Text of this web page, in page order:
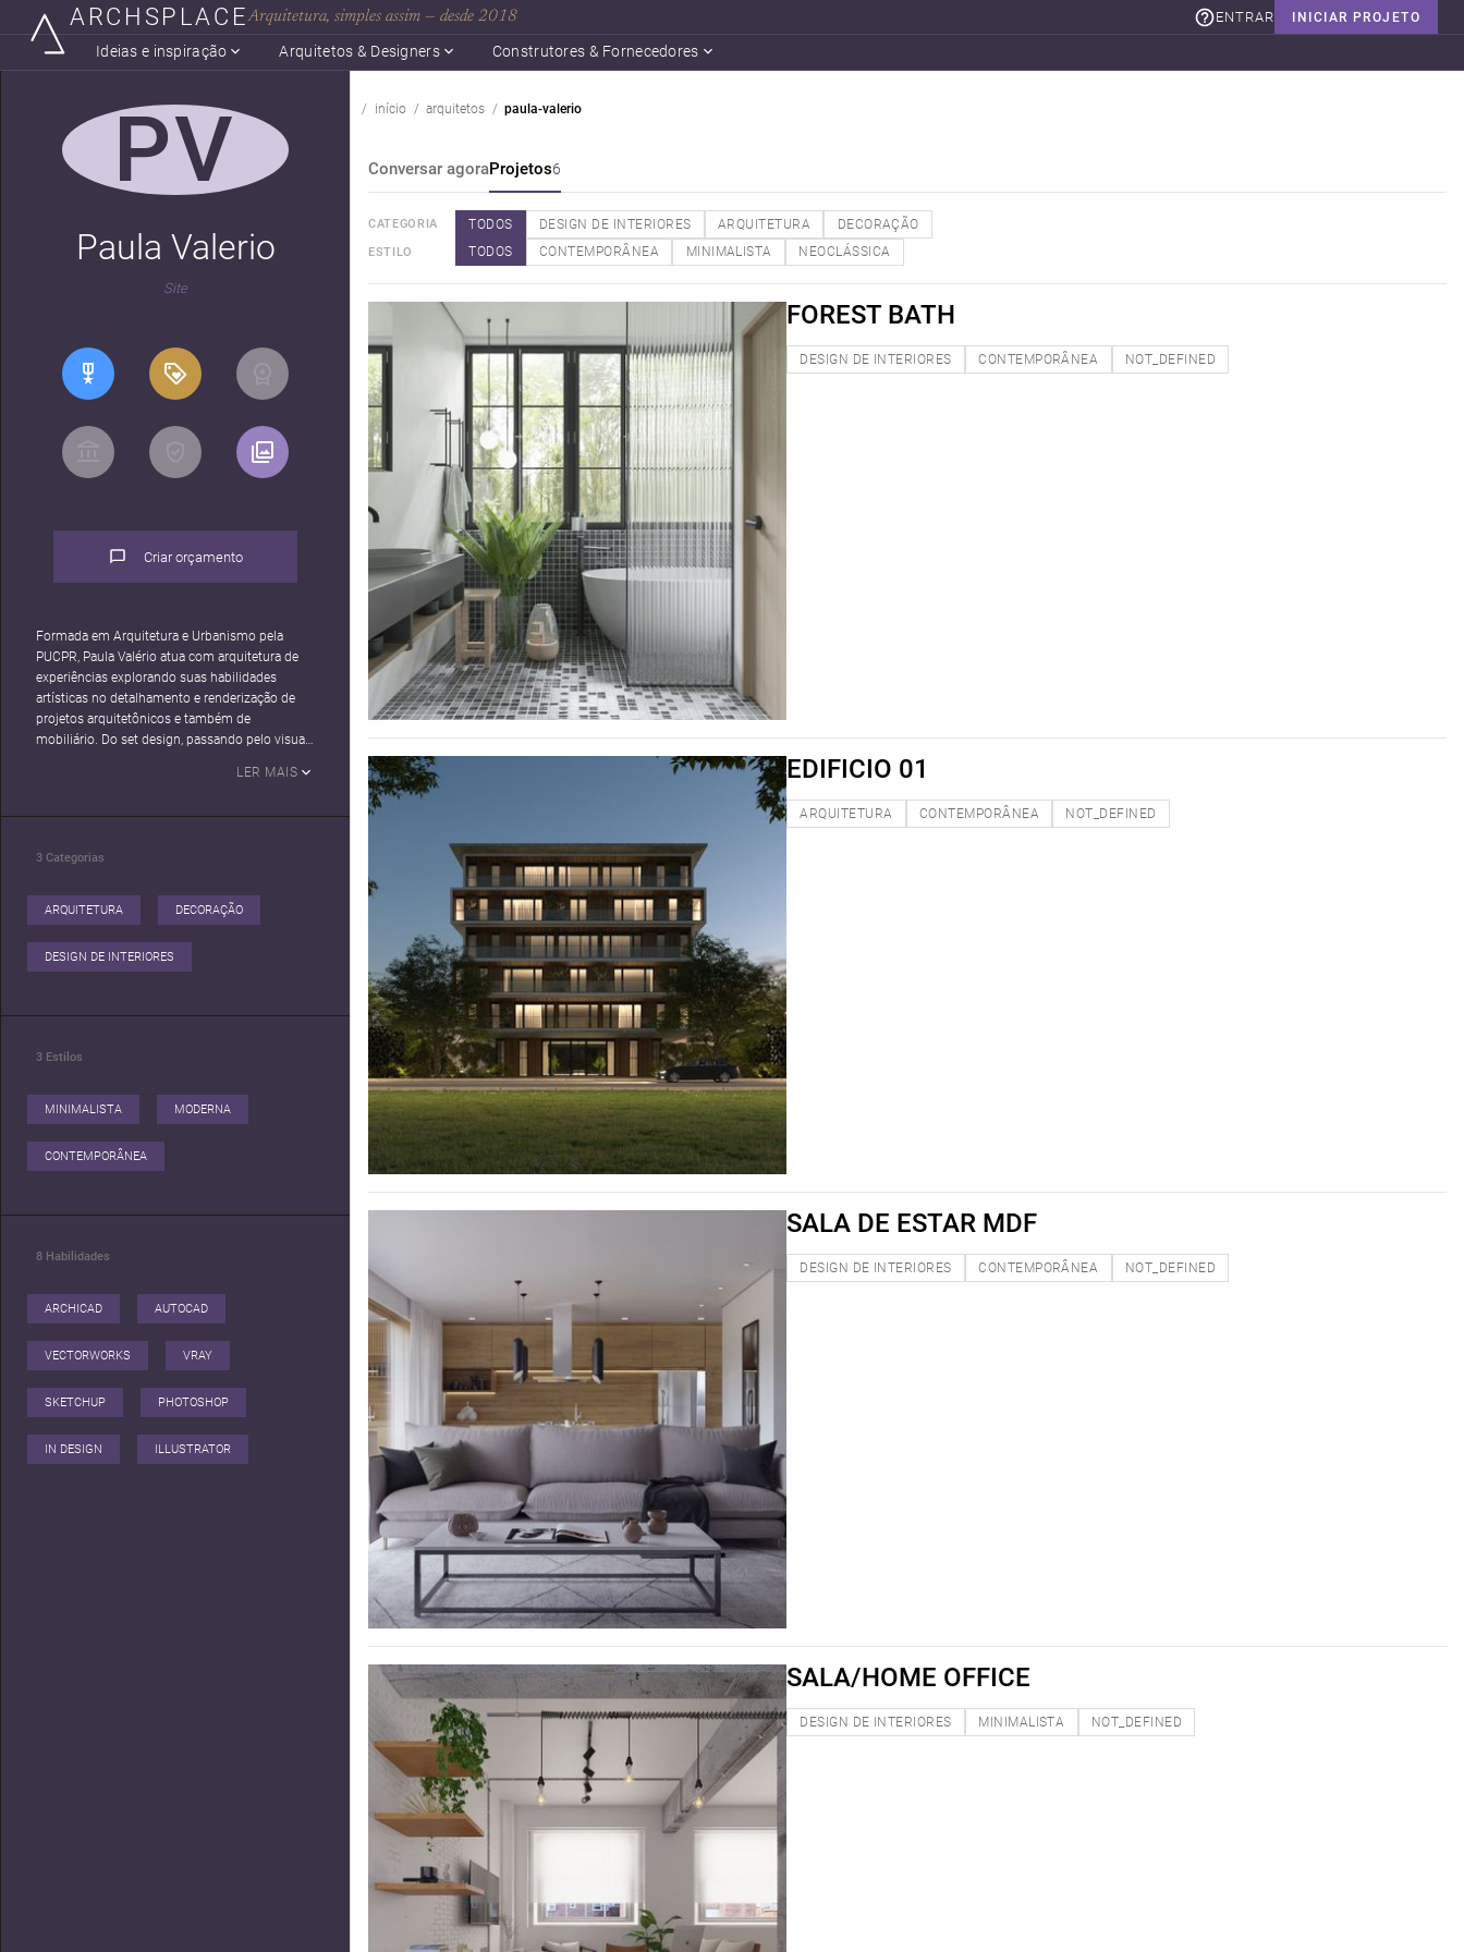
ARCHSPLACEArquitetura, simples assim — desde 2018 INICIAR PROJETO
ENTRAR
Ideias e inspiração Arquitetos & Designers Construtores & Fornecedores
PV
Paula Valerio
Site
Criar orçamento
Formada em Arquitetura e Urbanismo pela
PUCPR, Paula Valério atua com arquitetura de
experiências explorando suas habilidades
artísticas no detalhamento e renderização de
projetos arquitetônicos e também de
mobiliário. Do set design, passando pelo visual
para marcas, a criativa investiga possibilidades
nomes importantes do mercado como,
2BECOOL + AMARO, Juliana Medeiros
Arquitetura + ARAUCO, Juliana Medeiros
LER MAIS
3 Categorias
ARQUITETURA DECORAÇÃO
DESIGN DE INTERIORES
3 Estilos
MINIMALISTA MODERNA
CONTEMPORÂNEA
8 Habilidades
ARCHICAD AUTOCAD
VECTORWORKS VRAY
SKETCHUP PHOTOSHOP
IN DESIGN ILLUSTRATOR
início arquitetos paula-valerio
Conversar agoraProjetos6
CATEGORIA TODOS DESIGN DE INTERIORES ARQUITETURA DECORAÇÃO
ESTILO TODOS CONTEMPORÂNEA MINIMALISTA NEOCLÁSSICA
FOREST BATH
DESIGN DE INTERIORES CONTEMPORÂNEA NOT_DEFINED
EDIFICIO 01
ARQUITETURA CONTEMPORÂNEA NOT_DEFINED
SALA DE ESTAR MDF
DESIGN DE INTERIORES CONTEMPORÂNEA NOT_DEFINED
SALA/HOME OFFICE
DESIGN DE INTERIORES MINIMALISTA NOT_DEFINED